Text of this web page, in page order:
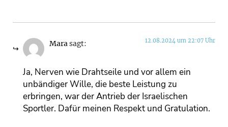
Marasagt: 12.08.2024 um 22:07 Uhr
Ja, Nerven wie Drahtseile und vor allem ein
unbändiger Wille, die beste Leistung zu
erbringen, war der Antrieb der Israelischen
Sportler. Dafür meinen Respekt und Gratulation.